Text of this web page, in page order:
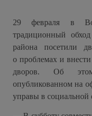
29 февраля в
традиционный
района посетили
о проблемах и
дворов. Об
опубликованном на
управы в социальной